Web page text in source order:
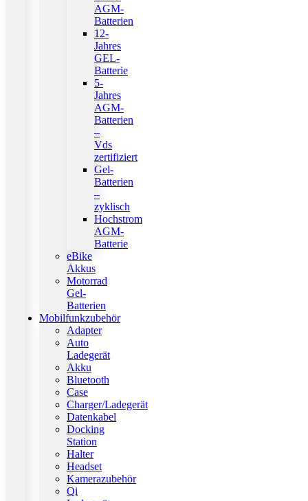
AGM-
Batterien
12-
Jahres
GEL-
Batterie
5-
Jahres
AGM-
Batterien
–
Vds
zertifiziert
Gel-
Batterien
–
zyklisch
Hochstrom
AGM-
Batterie
eBike
Akkus
Motorrad
Gel-
Batterien
Mobilfunkzubehör
Adapter
Auto
Ladegerät
Akku
Bluetooth
Case
Charger/Ladegerät
Datenkabel
Docking
Station
Halter
Headset
Kamerazubehör
Qi